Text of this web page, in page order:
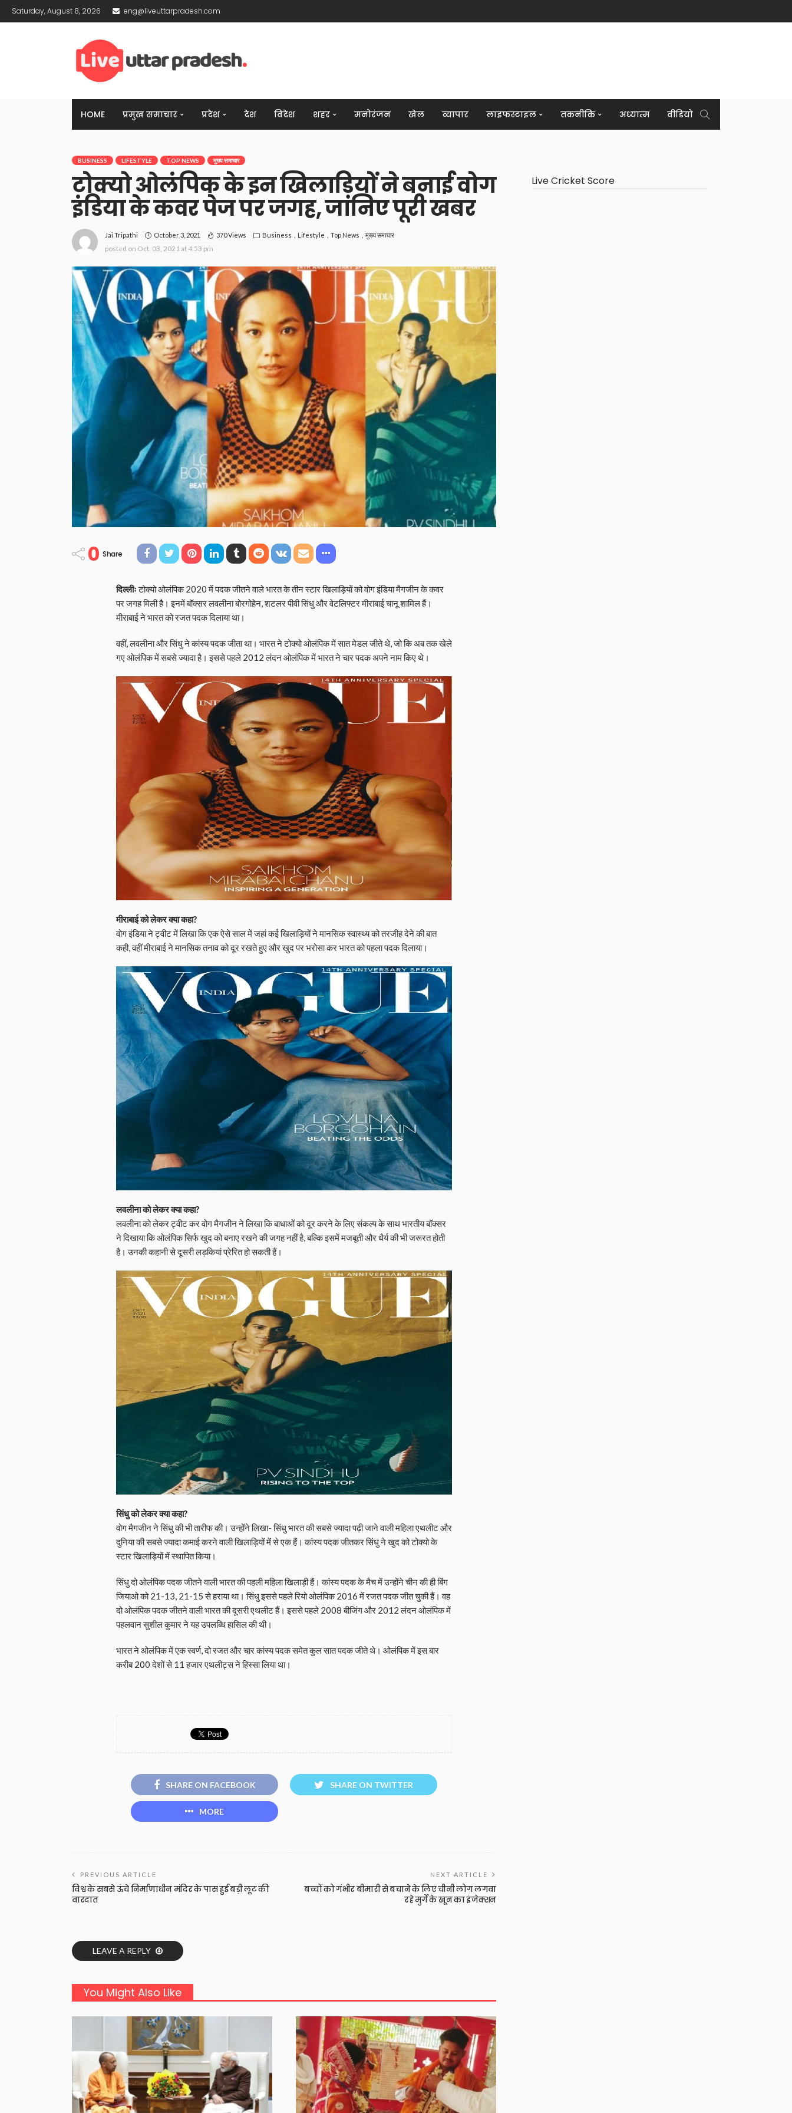
Saturday, August 8, 2026 eng@liveuttarpradesh.com
HOME प्रमुख समाचार प्रदेश देश विदेश शहर मनोरंजन खेल व्यापार लाइफस्टाइल तकनीकि अध्यात्म वीडियो
BUSINESS LIFESTYLE TOP NEWS मुख्य समाचार
टोक्यो ओलंपिक के इन खिलाड़ियों ने बनाई वोग
इंडिया के कवर पेज पर जगह, जानिए पूरी खबर
Jai Tripathi October 3, 2021 370 Views Business Lifestyle Top News मुख्य समाचार
posted on Oct. 03, 2021 at 4:53 pm
0 Share
दिल्लीःटोक्यो ओलंपिक 2020 में पदक जीतने वाले भारत के तीन स्टार खिलाड़ियों को वोग इंडिया मैगजीन के कवर
पर जगह मिली है। इनमें बॉक्सर लवलीना बोरगोहेन, शटलर पीवी सिंधु और वेटलिफ्टर मीराबाई चानू शामिल हैं।
मीराबाई ने भारत को रजत पदक दिलाया था।
वहीं, लवलीना और सिंधु ने कांस्य पदक जीता था। भारत ने टोक्यो ओलंपिक में सात मेडल जीते थे, जो कि अब तक खेले
गए ओलंपिक में सबसे ज्यादा है। इससे पहले 2012 लंदन ओलंपिक में भारत ने चार पदक अपने नाम किए थे।
मीराबाई को लेकर क्या कहा?
वोग इंडिया ने ट्वीट में लिखा कि एक ऐसे साल में जहां कई खिलाड़ियों ने मानसिक स्वास्थ्य को तरजीह देने की बात
कही, वहीं मीराबाई ने मानसिक तनाव को दूर रखते हुए और खुद पर भरोसा कर भारत को पहला पदक दिलाया।
लवलीना को लेकर क्या कहा?
लवलीना को लेकर ट्वीट कर वोग मैगजीन ने लिखा कि बाधाओं को दूर करने के लिए संकल्प के साथ भारतीय बॉक्सर
ने दिखाया कि ओलंपिक सिर्फ खुद को बनाए रखने की जगह नहीं है, बल्कि इसमें मजबूती और धैर्य की भी जरूरत होती
है। उनकी कहानी से दूसरी लड़कियां प्रेरित हो सकती हैं।
सिंधु को लेकर क्या कहा?
वोग मैगजीन ने सिंधु की भी तारीफ की। उन्होंने लिखा- सिंधु भारत की सबसे ज्यादा पढ़ी जाने वाली महिला एथलीट और
दुनिया की सबसे ज्यादा कमाई करने वाली खिलाड़ियों में से एक हैं। कांस्य पदक जीतकर सिंधु ने खुद को टोक्यो के
स्टार खिलाड़ियों में स्थापित किया।
सिंधु दो ओलंपिक पदक जीतने वाली भारत की पहली महिला खिलाड़ी हैं। कांस्य पदक के मैच में उन्होंने चीन की ही बिंग
जियाओ को 21-13, 21-15 से हराया था। सिंधु इससे पहले रियो ओलंपिक 2016 में रजत पदक जीत चुकी हैं। वह
दो ओलंपिक पदक जीतने वाली भारत की दूसरी एथलीट हैं। इससे पहले 2008 बीजिंग और 2012 लंदन ओलंपिक में
पहलवान सुशील कुमार ने यह उपलब्धि हासिल की थी।
भारत ने ओलंपिक में एक स्वर्ण, दो रजत और चार कांस्य पदक समेत कुल सात पदक जीते थे। ओलंपिक में इस बार
करीब 200 देशों से 11 हजार एथलीट्स ने हिस्सा लिया था।
SHARE ON FACEBOOK SHARE ON TWITTER
MORE
PREVIOUS ARTICLE
विश्व के सबसे ऊंचे निर्माणाधीन मंदिर के पास हुई बड़ी लूट की
वारदात
NEXT ARTICLE
बच्चों को गंभीर बीमारी से बचाने के लिए चीनी लोग लगवा
रहे मुर्गे के खून का इंजेक्शन
LEAVE A REPLY
You Might Also Like
Live Cricket Score